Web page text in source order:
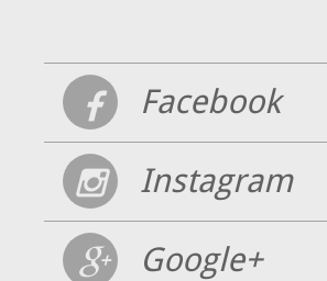
Facebook
Instagram
Google+